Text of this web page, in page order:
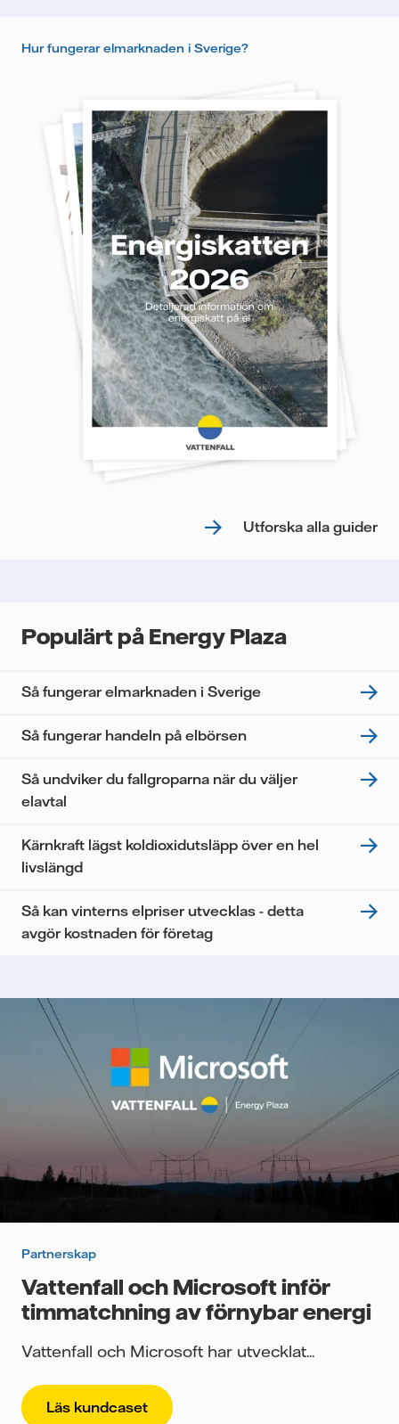
Hur fungerar elmarknaden i Sverige?
Utforska alla guider
Populärt på Energy Plaza
Så fungerar elmarknaden i Sverige
Så fungerar handeln på elbörsen
Så undviker du fallgroparna när du väljer
elavtal
Kärnkraft lägst koldioxidutsläpp över en hel
livslängd
Så kan vinterns elpriser utvecklas - detta
avgör kostnaden för företag
Partnerskap
Vattenfall och Microsoft inför
timmatchning av förnybar energi
Vattenfall och Microsoft har utvecklat...
Läs kundcaset